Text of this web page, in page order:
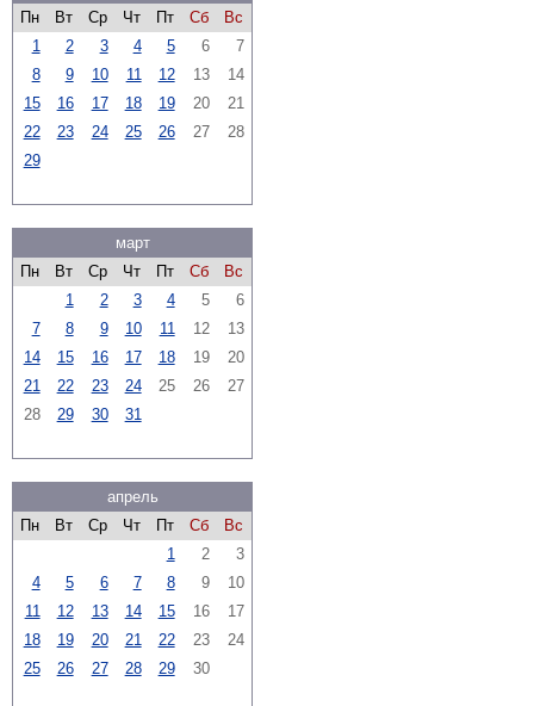
Пн
Вт Ср Чт Пт Сб
Вс
1
2 3 4 5 6
7
8
9 10 11 12 13
14
15
16 17 18 19 20
21
22
23 24 25 26 27
28
29
март
Пн
Вт Ср Чт Пт Сб
Вс
1
2 3 4 5
6
7
8 9 10 11 12
13
14
15 16 17 18 19
20
21
22 23 24 25 26
27
28
29 30 31
апрель
Пн
Вт Ср Чт Пт Сб
Вс
1
2
3
4
5 6 7 8 9
10
11
12 13 14 15 16
17
18
19 20 21 22 23
24
25
26 27 28 29 30